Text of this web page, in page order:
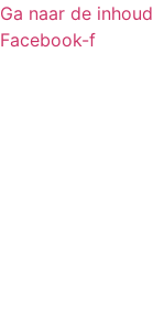
Ga naar de inhoud
Facebook-f